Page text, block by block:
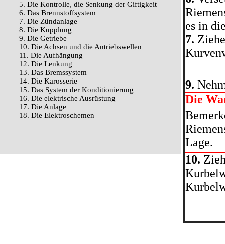
5. Die Kontrolle, die Senkung der Giftigkeit
6. Das Brennstoffsystem
7. Die Zündanlage
8. Die Kupplung
9. Die Getriebe
10. Die Achsen und die Antriebswellen
11. Die Aufhängung
12. Die Lenkung
13. Das Bremssystem
14. Die Karosserie
15. Das System der Konditionierung
16. Die elektrische Ausrüstung
17. Die Anlage
18. Die Elektroschemen
es in
7.
9.
Die
Lage.
10.